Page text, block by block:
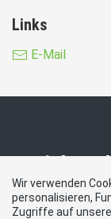
Links
E-Mail
Social
Besuchen Sie
Wir verwenden
personalisieren,
Zugriffe auf